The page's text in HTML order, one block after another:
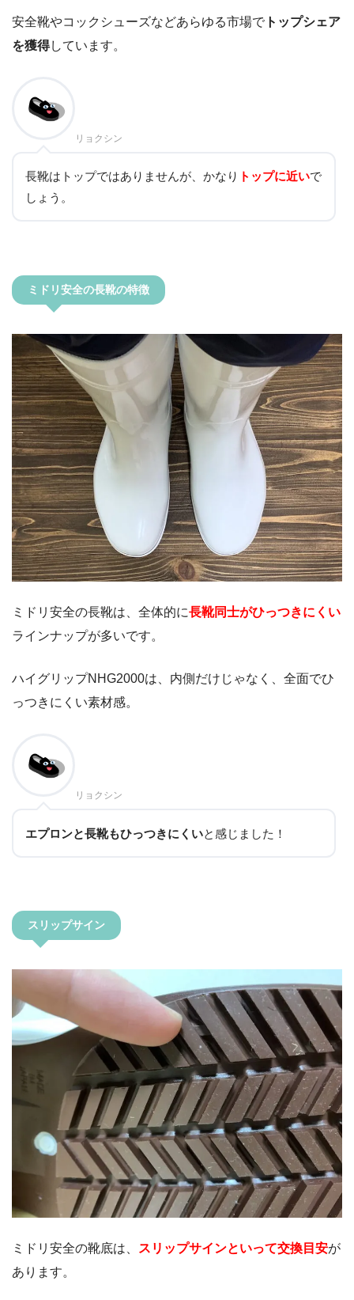
安全靴やコックシューズなどあらゆる市場で トップシェア
を獲得しています。
リョクシン
長靴はトップではありませんが、かなり トップに近いで
しょう。
ミドリ安全の長靴の特徴
ミドリ安全の長靴は、全体的に長靴同士がひっつきにくい
ラインナップが多いです。
ハイグリップNHG2000は、内側だけじゃなく、全面でひ
っつきにくい素材感。
リョクシン
エプロンと長靴もひっつきにくいと感じました！
スリップサイン
ミドリ安全の靴底は、 スリップサインといって交換目安が
あります。